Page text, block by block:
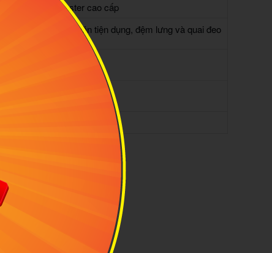
Polyester cao cấp
năng: Nhiều ngăn tiện dụng, đệm lưng và quai đeo